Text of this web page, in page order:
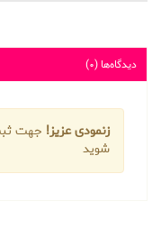
دیدگاه‌ها (0)
زنمودی عزیز! جهت
شوید